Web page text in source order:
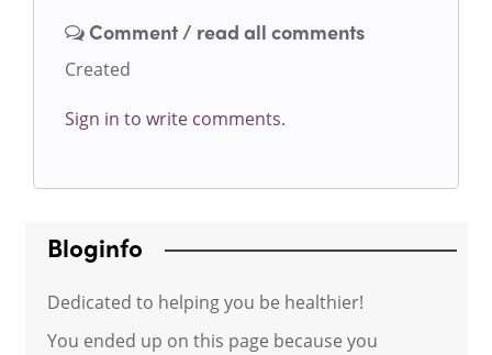
Comment / read all comments
Created
Sign in to write comments.
Bloginfo
Dedicated to helping you be healthier!
You ended up on this page because you